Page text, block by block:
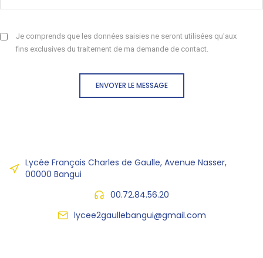
Je comprends que les données saisies ne seront utilisées qu'aux
fins exclusives du traitement de ma demande de contact.
ENVOYER LE MESSAGE
Lycée Français Charles de Gaulle, Avenue Nasser,
00000 Bangui
00.72.84.56.20
lycee2gaullebangui@gmail.com